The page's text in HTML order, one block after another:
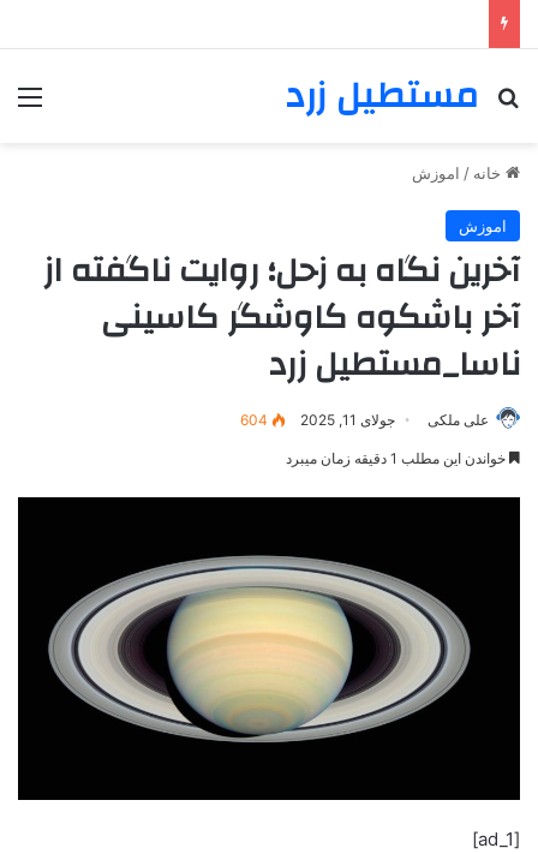
مستطیل زرد
خانه / اموزش
اموزش
آخرین نگاه به زحل؛ روایت ناگفته از
آخر باشکوه کاوشگر کاسینی
ناسا_مستطیل زرد
علی ملکی جولای 11, 2025 604
خواندن این مطلب 1 دقیقه زمان میبرد
[ad_1]